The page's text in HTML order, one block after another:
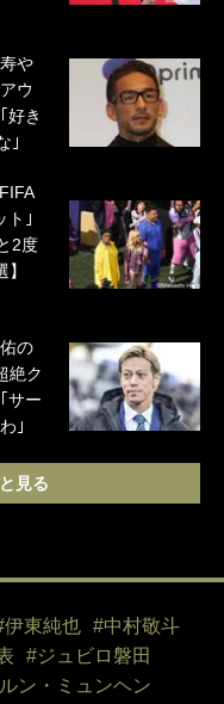
や
ウ
好き
｣
ト｣
2度
の
絶ク
サー
｣
見る
伊東純也
#中村敬斗
#ジュビロ磐田
ン・ミュンヘン